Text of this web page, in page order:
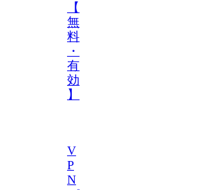
【
無
料
・
有
効
】
V
P
N